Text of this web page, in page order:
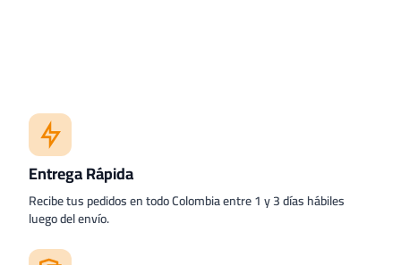
Entrega Rápida
Recibe tus pedidos en todo Colombia entre 1 y 3 días hábiles
luego del envío.